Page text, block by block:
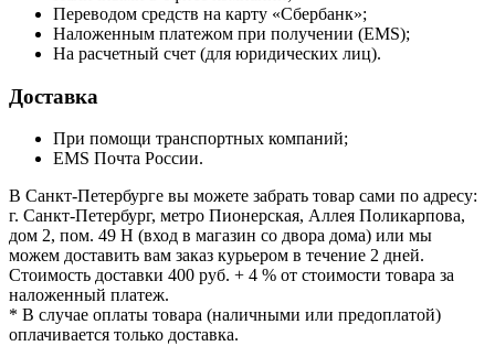
Переводом средств на карту «Сбербанк»;
Наложенным платежом при получении (EMS);
На расчетный счет (для юридических лиц).
Доставка
При помощи транспортных компаний;
EMS Почта России.
В Санкт-Петербурге вы можете забрать товар сами по адресу:
г. Санкт-Петербург, метро Пионерская, Аллея Поликарпова,
дом 2, пом. 49 Н (вход в магазин со двора дома) или мы
можем доставить вам заказ курьером в течение 2 дней.
Стоимость доставки 400 руб. + 4 % от стоимости товара за
наложенный платеж.
* В случае оплаты товара (наличными или предоплатой)
оплачивается только доставка.